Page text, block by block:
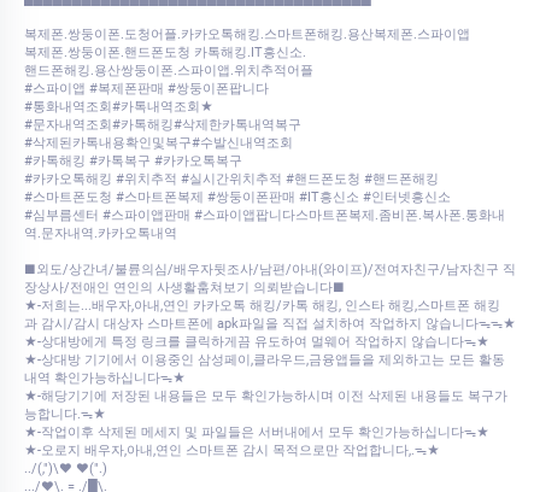
복제폰.쌍둥이폰.도청어플.카카오톡해킹.스마트폰해킹.용산복제폰.스파이앱
복제폰.쌍둥이폰.핸드폰도청 카톡해킹.IT흥신소.
핸드폰해킹.용산쌍둥이폰.스파이앱.위치추적어플
#스파이앱 #복제폰판매 #쌍둥이폰팝니다
#통화내역조회#카톡내역조회★
#문자내역조회#카톡해킹#삭제한카톡내역복구
#삭제된카톡내용확인및복구#수발신내역조회
#카톡해킹 #카톡복구 #카카오톡복구
#카카오톡해킹 #위치추적 #실시간위치추적 #핸드폰도청 #핸드폰해킹
#스마트폰도청 #스마트폰복제 #쌍둥이폰판매 #IT흥신소 #인터넷흥신소
#심부름센터 #스파이앱판매 #스파이앱팝니다스마트폰복제.좀비폰.복사폰.통화내
역.문자내역.카카오톡내역
■외도/상간녀/불륜의심/배우자뒷조사/남편/아내(와이프)/전여자친구/남자친구 직
장상사/전애인 연인의 사생활훔쳐보기 의뢰받습니다■
★-저희는...배우자,아내,연인 카카오톡 해킹/카톡 해킹, 인스타 해킹,스마트폰 해킹
과 감시/감시 대상자 스마트폰에 apk파일을 직접 설치하여 작업하지 않습니다ᯓᯓ★
★-상대방에게 특정 링크를 클릭하게끔 유도하여 멀웨어 작업하지 않습니다ᯓ★
★-상대방 기기에서 이용중인 삼성페이,클라우드,금융앱들을 제외하고는 모든 활동
내역 확인가능하십니다ᯓ★
★-해당기기에 저장된 내용들은 모두 확인가능하시며 이전 삭제된 내용들도 복구가
능합니다.ᯓ★
★-작업이후 삭제된 메세지 및 파일들은 서버내에서 모두 확인가능하십니다ᯓ★
★-오로지 배우자,아내,연인 스마트폰 감시 목적으로만 작업합니다,.ᯓ★
../(,")\♥ ♥(".)
.../♥\. = ./█\.